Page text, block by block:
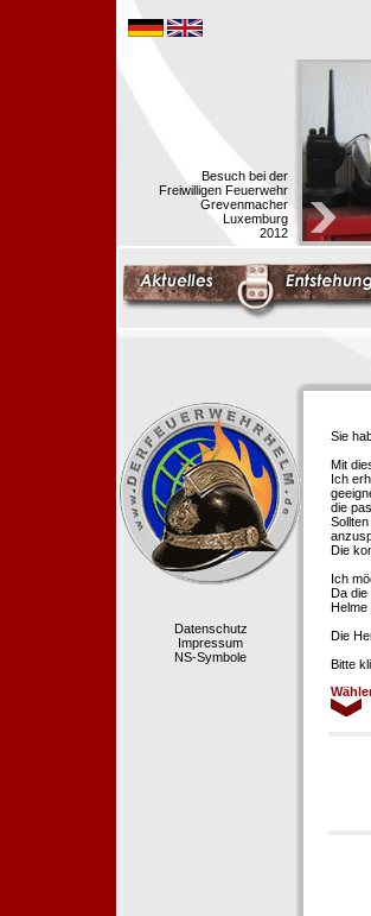
Besuch bei der
Freiwilligen Feuerwehr
Grevenmacher
Luxemburg
2012
Datenschutz
Impressum
NS-Symbole
Sie
Mit
Ich
die
Die
Ich
Da die
Helme
Die
Bitte